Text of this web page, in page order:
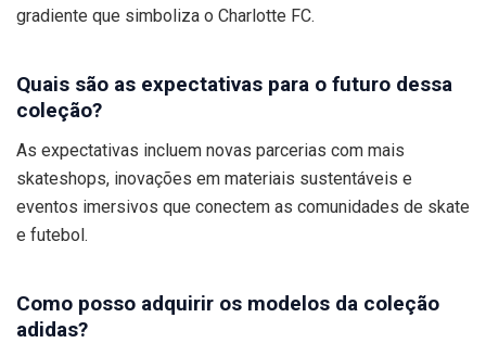
gradiente que simboliza o Charlotte FC.
Quais são as expectativas para o futuro dessa
coleção?
As expectativas incluem novas parcerias com mais
skateshops, inovações em materiais sustentáveis e
eventos imersivos que conectem as comunidades de skate
e futebol.
Como posso adquirir os modelos da coleção
adidas?